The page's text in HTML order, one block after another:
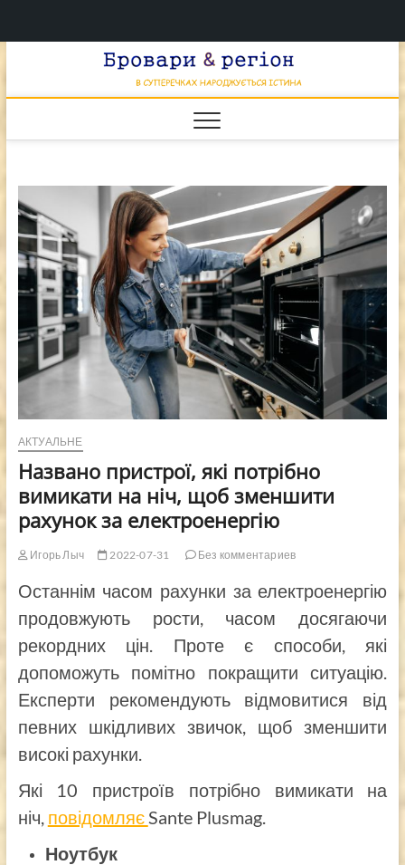
НАРОДЖУЄТЬСЯ
АКТУАЛЬНЕ
Названо пристрої, які потрібно
вимикати на ніч, щоб зменшити
рахунок за електроенергію
Игорь Лыч 2022-07-31 Без комментариев
Останнім часом рахунки за електроенергію
продовжують рости, часом досягаючи
рекордних цін. Проте є способи, які
допоможуть помітно покращити ситуацію.
Експерти рекомендують відмовитися від
певних шкідливих звичок, щоб зменшити
високі рахунки.
Які 10 пристроїв потрібно вимикати на
ніч, повідомляєSante Plusmag.
Ноутбук